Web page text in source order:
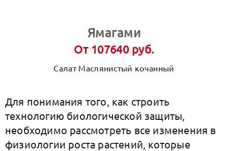
Ямагами
От 107640 руб.
Салат Маслянистый кочанный
Для понимания того, как строить
технологию биологической защиты,
необходимо рассмотреть все изменения в
физиологии роста растений, которые